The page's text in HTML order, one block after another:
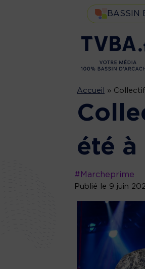
BASSIN
Accueil »
été à
#Marcheprime
Publié le 9 juin